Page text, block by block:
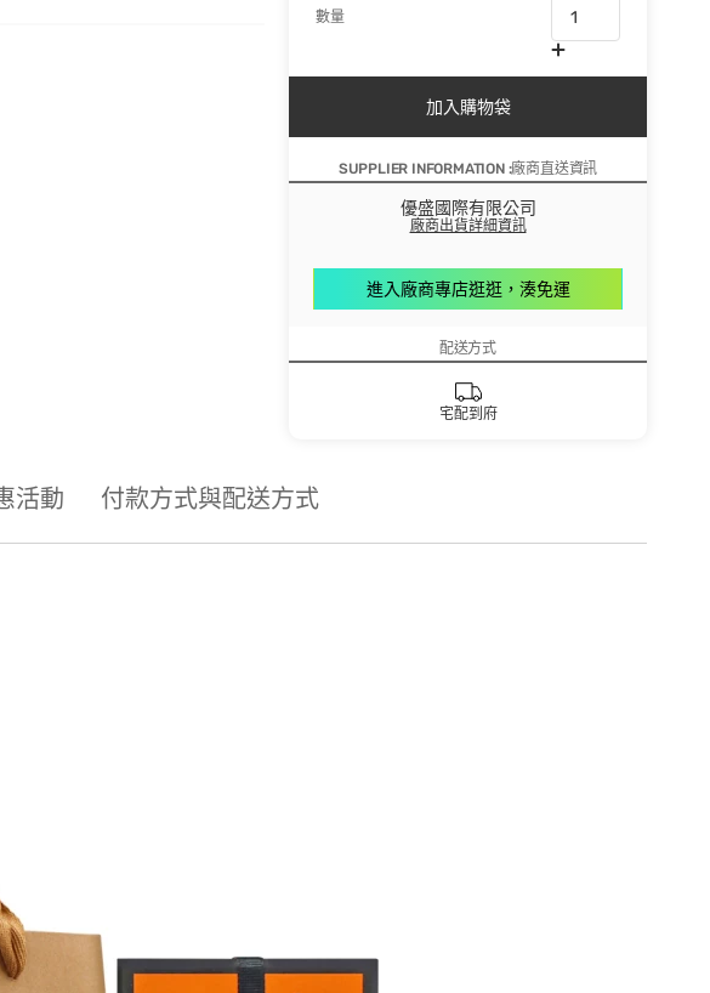
數量
加入購物袋
SUPPLIER INFORMATION :廠商直送資訊
優盛國際有限公司
廠商出貨詳細資訊
進入廠商專店逛逛，湊免運
配送方式
宅配到府
活動 付款方式與配送方式